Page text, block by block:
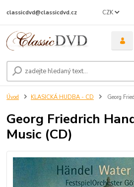
CZK
classicdvd@classicdvd.cz
Úvod KLASICKÁ HUDBA - CD Georg
Georg Friedrich
Music (CD)